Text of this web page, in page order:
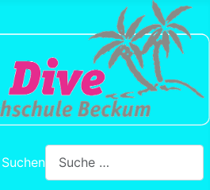
Suchen